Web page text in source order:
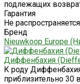
подлежащих
Гарантия
Не распространяется
Бренд
Nieuwkoop Europe
Диффенбахия
К роду
приблизительно 30